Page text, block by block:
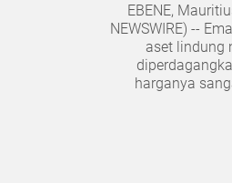
EBENE,
NEWSWIRE) --
aset lindung
harganya